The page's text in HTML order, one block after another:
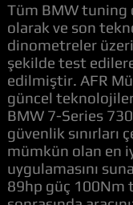
Tüm BMW tuning
olarak ve son
dinometreler
şekilde test
edilmiştir. AFR
güncel
BMW 7-Series
güvenlik sınırları
mümkün olan en
uygulamasını
89hp güç 100Nm